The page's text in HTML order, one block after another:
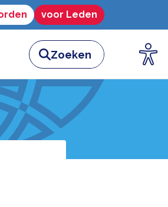
voor Leden